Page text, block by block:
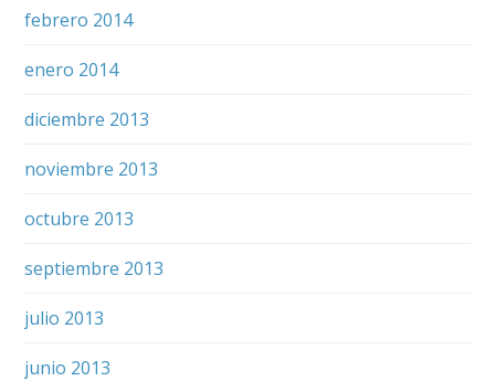
febrero 2014
enero 2014
diciembre 2013
noviembre 2013
octubre 2013
septiembre 2013
julio 2013
junio 2013